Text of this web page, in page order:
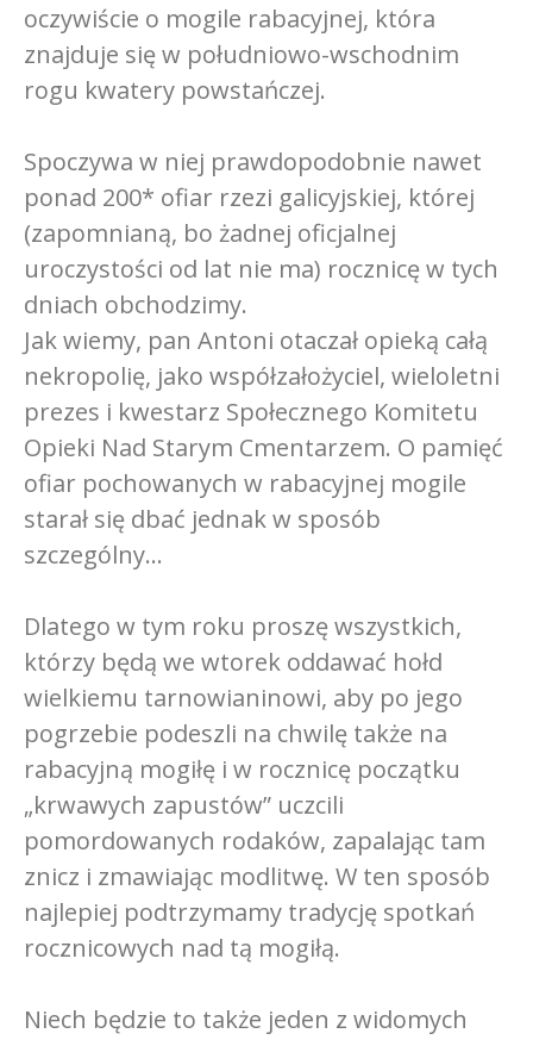
oczywiście o mogile rabacyjnej, która
znajduje się w południowo-wschodnim
rogu kwatery powstańczej.
Spoczywa w niej prawdopodobnie nawet
ponad 200* ofiar rzezi galicyjskiej, której
(zapomnianą, bo żadnej oficjalnej
uroczystości od lat nie ma) rocznicę w tych
dniach obchodzimy.
Jak wiemy, pan Antoni otaczał opieką całą
nekropolię, jako współzałożyciel, wieloletni
prezes i kwestarz Społecznego Komitetu
Opieki Nad Starym Cmentarzem. O pamięć
ofiar pochowanych w rabacyjnej mogile
starał się dbać jednak w sposób
szczególny…
Dlatego w tym roku proszę wszystkich,
którzy będą we wtorek oddawać hołd
wielkiemu tarnowianinowi, aby po jego
pogrzebie podeszli na chwilę także na
rabacyjną mogiłę i w rocznicę początku
„krwawych zapustów” uczcili
pomordowanych rodaków, zapalając tam
znicz i zmawiając modlitwę. W ten sposób
najlepiej podtrzymamy tradycję spotkań
rocznicowych nad tą mogiłą.
Niech będzie to także jeden z widomych